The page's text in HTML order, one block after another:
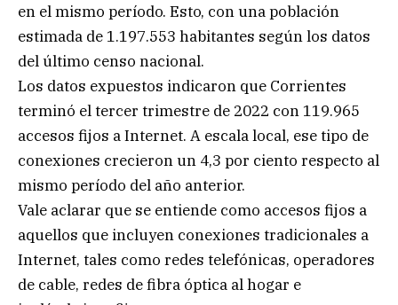
en el mismo período. Esto, con una población
estimada de 1.197.553 habitantes según los datos
del último censo nacional.
Los datos expuestos indicaron que Corrientes
terminó el tercer trimestre de 2022 con 119.965
accesos fijos a Internet. A escala local, ese tipo de
conexiones crecieron un 4,3 por ciento respecto al
mismo período del año anterior.
Vale aclarar que se entiende como accesos fijos a
aquellos que incluyen conexiones tradicionales a
Internet, tales como redes telefónicas, operadores
de cable, redes de fibra óptica al hogar e